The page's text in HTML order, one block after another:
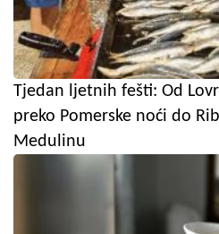
Tjedan ljetnih fešti: Od
preko Pomerske noći do
Medulinu